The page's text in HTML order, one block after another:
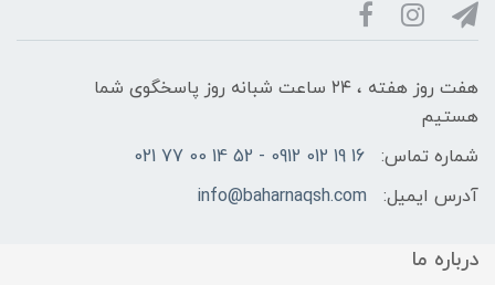
هفت روز هفته ، ۲۴ ساعت شبانه‌ روز پاسخگوی شما
هستیم
شماره تماس:
16 19 012 0912 - 52 14 00 77 021
آدرس ایمیل:
info@baharnaqsh.com
درباره ما